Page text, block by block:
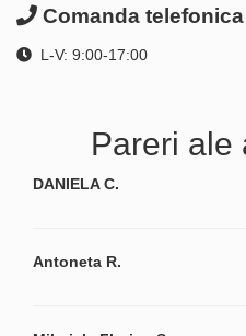
Comanda telefonica
L-V: 9:00-17:00
Pareri ale
DANIELA C.
Antoneta R.